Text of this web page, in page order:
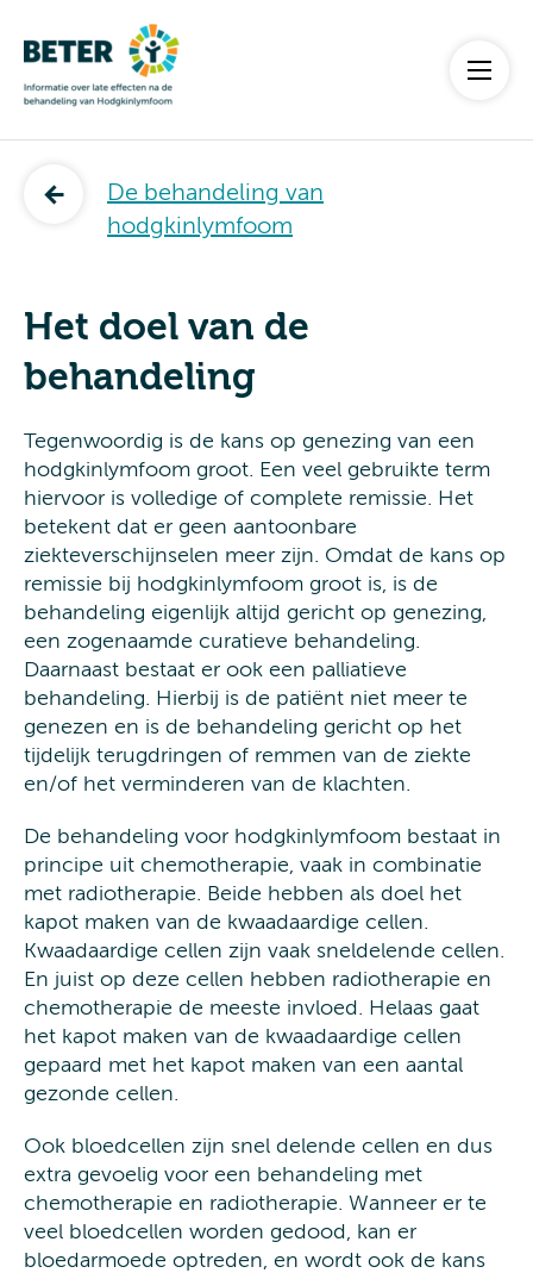
De behandeling van
hodgkinlymfoom
Het doel van de
behandeling
Tegenwoordig is de kans op genezing van een
hodgkinlymfoom groot. Een veel gebruikte term
hiervoor is volledige of complete remissie. Het
betekent dat er geen aantoonbare
ziekteverschijnselen meer zijn. Omdat de kans op
remissie bij hodgkinlymfoom groot is, is de
behandeling eigenlijk altijd gericht op genezing,
een zogenaamde curatieve behandeling.
Daarnaast bestaat er ook een palliatieve
behandeling. Hierbij is de patiënt niet meer te
genezen en is de behandeling gericht op het
tijdelijk terugdringen of remmen van de ziekte
en/of het verminderen van de klachten.
De behandeling voor hodgkinlymfoom bestaat in
principe uit chemotherapie, vaak in combinatie
met radiotherapie. Beide hebben als doel het
kapot maken van de kwaadaardige cellen.
Kwaadaardige cellen zijn vaak sneldelende cellen.
En juist op deze cellen hebben radiotherapie en
chemotherapie de meeste invloed. Helaas gaat
het kapot maken van de kwaadaardige cellen
gepaard met het kapot maken van een aantal
gezonde cellen.
Ook bloedcellen zijn snel delende cellen en dus
extra gevoelig voor een behandeling met
chemotherapie en radiotherapie. Wanneer er te
veel bloedcellen worden gedood, kan er
bloedarmoede optreden, en wordt ook de kans